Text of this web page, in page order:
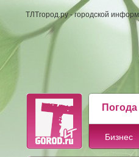
ТЛТгород.ру - городской
Бизнес